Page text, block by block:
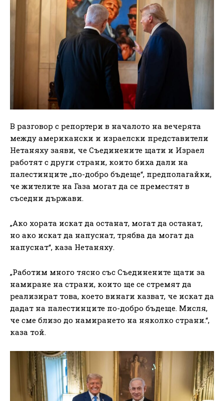
В разговор с репортери в началото на вечерята
между американски и израелски представители
Нетаняху заяви, че Съединените щати и Израел
работят с други страни, които биха дали на
палестинците „по-добро бъдеще“, предполагайки,
че жителите на Газа могат да се преместят в
съседни държави.
„Ако хората искат да останат, могат да останат,
но ако искат да напуснат, трябва да могат да
напуснат“, каза Нетаняху.
„Работим много тясно със Съединените щати за
намиране на страни, които ще се стремят да
реализират това, което винаги казват, че искат да
дадат на палестинците по-добро бъдеще. Мисля,
че сме близо до намирането на няколко страни.“,
каза той.